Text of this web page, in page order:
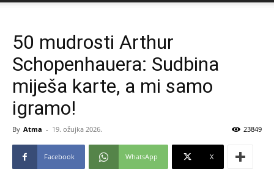
50 mudrosti Arthur
Schopenhauera: Sudbina
miješa karte, a mi samo
igramo!
By Atma - 19. ožujka 2026. 23849
Facebook WhatsApp X